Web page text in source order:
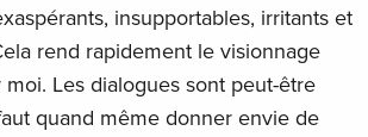
insupportables, irritants et
rend rapidement le visionnage
Les dialogues sont peut-être
quand même donner envie de